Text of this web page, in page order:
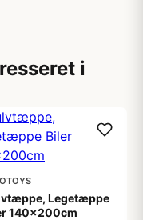
i
Legetæppe
140x200cm